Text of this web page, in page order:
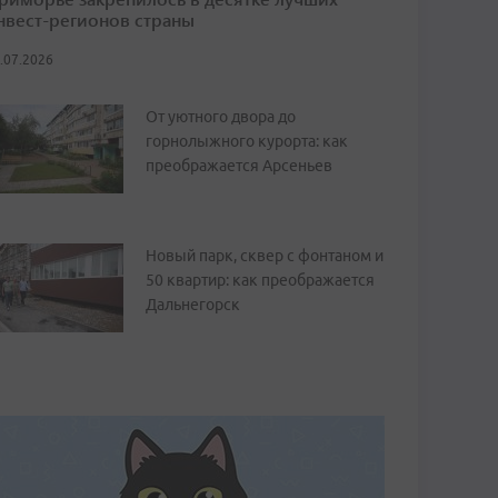
регионов страны
От уютного двора до
горнолыжного курорта: как
преображается Арсеньев
Новый парк, сквер с фонтаном и
50 квартир: как преображается
Дальнегорск